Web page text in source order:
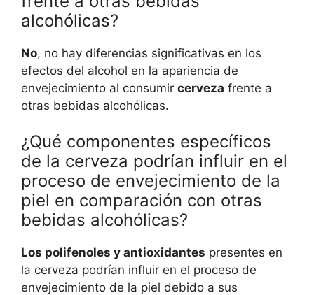
alcohólicas?
No, no hay diferencias significativas en los
efectos del alcohol en la apariencia de
envejecimiento al consumir cerveza frente a
otras bebidas alcohólicas.
¿Qué componentes específicos
de la cerveza podrían influir en el
proceso de envejecimiento de la
piel en comparación con otras
bebidas alcohólicas?
Los polifenoles y antioxidantes presentes en
la cerveza podrían influir en el proceso de
envejecimiento de la piel debido a sus